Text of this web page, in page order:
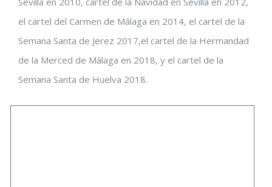
el cartel del Carmen de Málaga en 2014, el cartel de la
Semana Santa de Jerez 2017,el cartel de la Hermandad
de la Merced de Málaga en 2018, y el cartel de la
Semana Santa de Huelva 2018.